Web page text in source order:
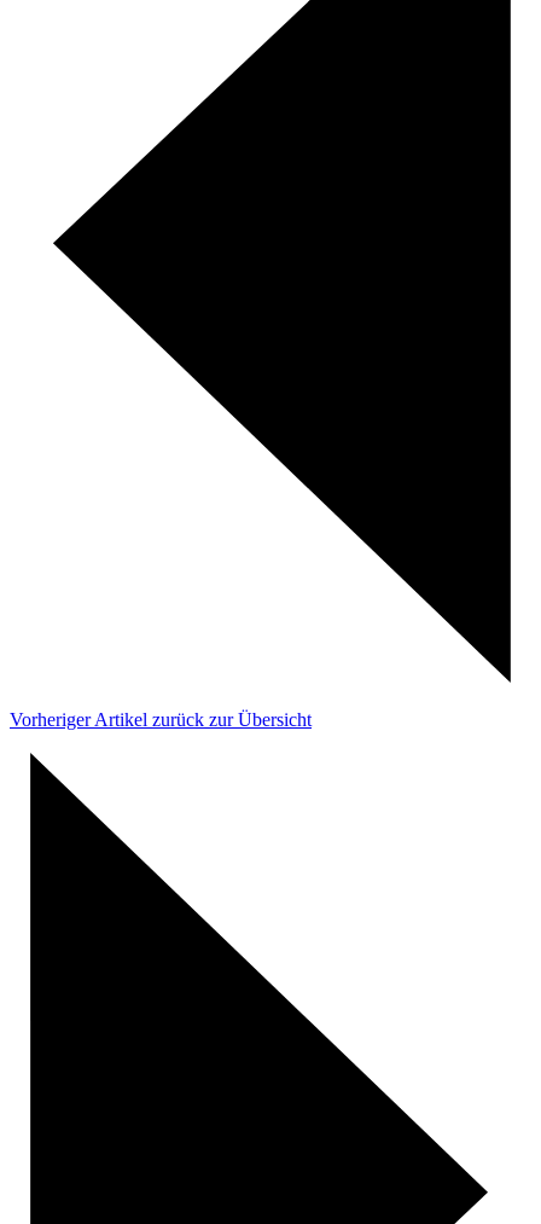
Vorheriger Artikel zurück zur Übersicht